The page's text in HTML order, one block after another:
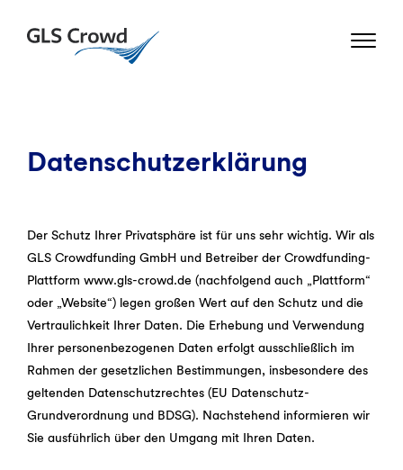
content
GLS Crowd
Datenschutzerklärung
Der Schutz Ihrer Privatsphäre ist für uns sehr wichtig. Wir als
GLS Crowdfunding GmbH und Betreiber der Crowdfunding-
Plattform www.gls-crowd.de (nachfolgend auch „Plattform“
oder „Website“) legen großen Wert auf den Schutz und die
Vertraulichkeit Ihrer Daten. Die Erhebung und Verwendung
Ihrer personenbezogenen Daten erfolgt ausschließlich im
Rahmen der gesetzlichen Bestimmungen, insbesondere des
geltenden Datenschutzrechtes (EU Datenschutz-
Grundverordnung und BDSG). Nachstehend informieren wir
Sie ausführlich über den Umgang mit Ihren Daten.